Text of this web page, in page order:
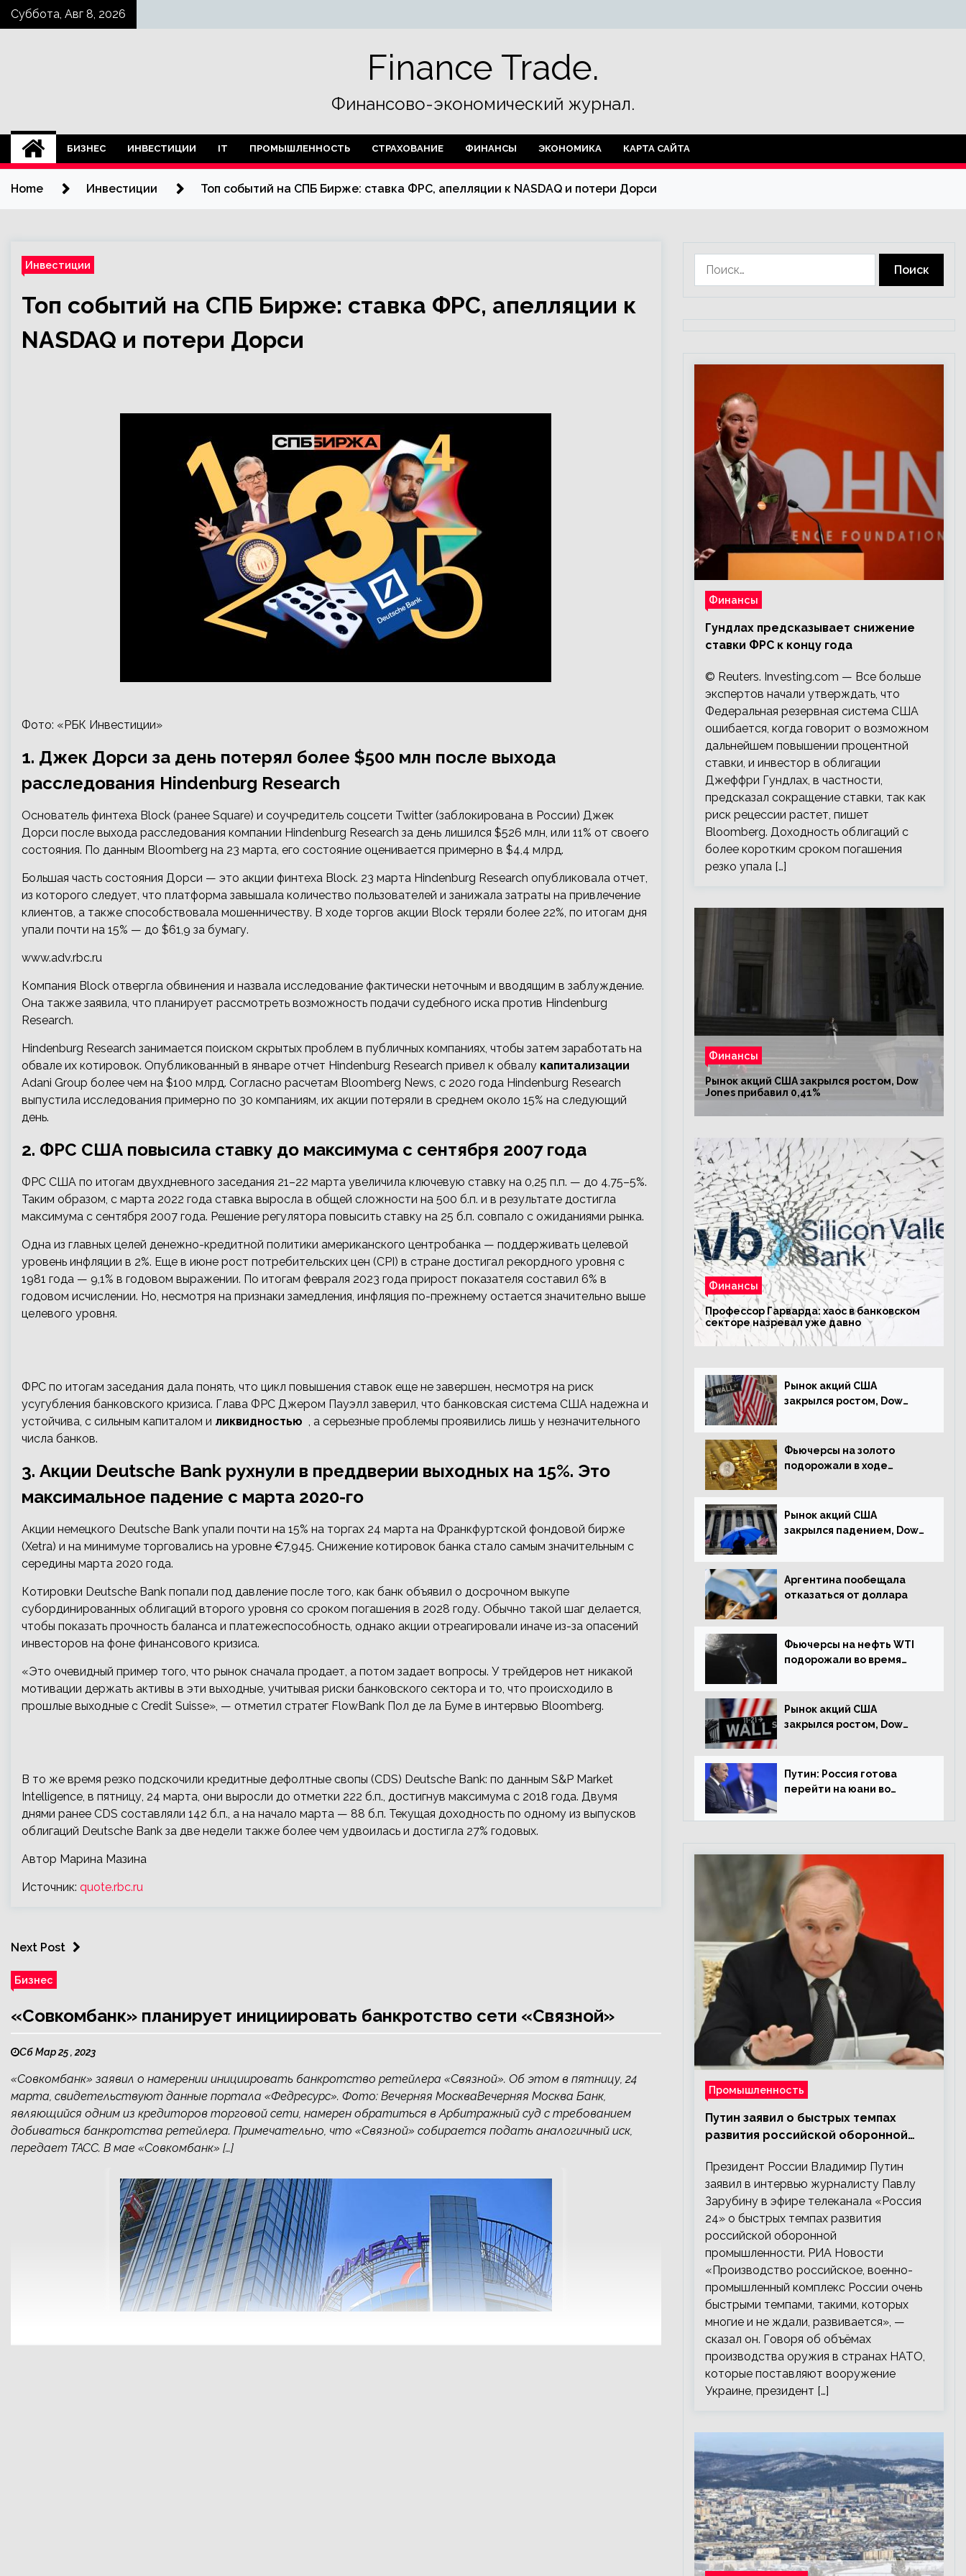
SkipСуббота, Авг 8, 2026
Finance Trade.
Финансово-экономический журнал.
БИЗНЕС ИНВЕСТИЦИИ IT ПРОМЫШЛЕННОСТЬ СТРАХОВАНИЕ ФИНАНСЫ ЭКОНОМИКА КАРТА САЙТА
Home Инвестиции Топ событий на СПБ Бирже: ставка ФРС, апелляции к NASDAQ и потери Дорси
Инвестиции
Топ событий на СПБ Бирже: ставка ФРС, апелляции к
NASDAQ и потери Дорси
Фото: «РБК Инвестиции»
1. Джек Дорси за день потерял более $500 млн после выхода
расследования Hindenburg Research
Основатель финтеха Block (ранее Square) и соучредитель соцсети Twitter (заблокирована в России) Джек
Дорси после выхода расследования компании Hindenburg Research за день лишился $526 млн, или 11% от своего
состояния. По данным Bloomberg на 23 марта, его состояние оценивается примерно в $4,4 млрд.
Большая часть состояния Дорси — это акции финтеха Block. 23 марта Hindenburg Research опубликовала отчет,
из которого следует, что платформа завышала количество пользователей и занижала затраты на привлечение
клиентов, а также способствовала мошенничеству. В ходе торгов акции Block теряли более 22%, по итогам дня
упали почти на 15% — до $61,9 за бумагу.
www.adv.rbc.ru
Компания Block отвергла обвинения и назвала исследование фактически неточным и вводящим в заблуждение.
Она также заявила, что планирует рассмотреть возможность подачи судебного иска против Hindenburg
Research.
Hindenburg Research занимается поиском скрытых проблем в публичных компаниях, чтобы затем заработать на
обвале их котировок. Опубликованный в январе отчет Hindenburg Research привел к обвалу капитализации
Adani Group более чем на $100 млрд. Согласно расчетам Bloomberg News, с 2020 года Hindenburg Research
выпустила исследования примерно по 30 компаниям, их акции потеряли в среднем около 15% на следующий
день.
2. ФРС США повысила ставку до максимума с сентября 2007 года
ФРС США по итогам двухдневного заседания 21–22 марта увеличила ключевую ставку на 0,25 п.п. — до 4,75–5%.
Таким образом, с марта 2022 года ставка выросла в общей сложности на 500 б.п. и в результате достигла
максимума с сентября 2007 года. Решение регулятора повысить ставку на 25 б.п. совпало с ожиданиями рынка.
Одна из главных целей денежно-кредитной политики американского центробанка — поддерживать целевой
уровень инфляции в 2%. Еще в июне рост потребительских цен (CPI) в стране достигал рекордного уровня с
1981 года — 9,1% в годовом выражении. По итогам февраля 2023 года прирост показателя составил 6% в
годовом исчислении. Но, несмотря на признаки замедления, инфляция по-прежнему остается значительно выше
целевого уровня.
ФРС по итогам заседания дала понять, что цикл повышения ставок еще не завершен, несмотря на риск
усугубления банковского кризиса. Глава ФРС Джером Пауэлл заверил, что банковская система США надежна и
устойчива, с сильным капиталом и ликвидностью , а серьезные проблемы проявились лишь у незначительного
числа банков.
3. Акции Deutsche Bank рухнули в преддверии выходных на 15%. Это
максимальное падение с марта 2020-го
Акции немецкого Deutsche Bank упали почти на 15% на торгах 24 марта на Франкфуртской фондовой бирже
(Xetra) и на минимуме торговались на уровне €7,945. Снижение котировок банка стало самым значительным с
середины марта 2020 года.
Котировки Deutsche Bank попали под давление после того, как банк объявил о досрочном выкупе
субординированных облигаций второго уровня со сроком погашения в 2028 году. Обычно такой шаг делается,
чтобы показать прочность баланса и платежеспособность, однако акции отреагировали иначе из-за опасений
инвесторов на фоне финансового кризиса.
«Это очевидный пример того, что рынок сначала продает, а потом задает вопросы. У трейдеров нет никакой
мотивации держать активы в эти выходные, учитывая риски банковского сектора и то, что происходило в
прошлые выходные с Credit Suisse», — отметил стратег FlowBank Пол де ла Буме в интервью Bloomberg.
В то же время резко подскочили кредитные дефолтные свопы (CDS) Deutsche Bank: по данным S&P Market
Intelligence, в пятницу, 24 марта, они выросли до отметки 222 б.п., достигнув максимума с 2018 года. Двумя
днями ранее CDS составляли 142 б.п., а на начало марта — 88 б.п. Текущая доходность по одному из выпусков
облигаций Deutsche Bank за две недели также более чем удвоилась и достигла 27% годовых.
Автор Марина Мазина
Источник: quote.rbc.ru
Next Post
Бизнес
«Совкомбанк» планирует инициировать банкротство сети «Связной»
Сб Мар 25 , 2023
«Совкомбанк» заявил о намерении инициировать банкротство ретейлера «Связной». Об этом в пятницу, 24
марта, свидетельствуют данные портала «Федресурс». Фото: Вечерняя МоскваВечерняя Москва Банк,
являющийся одним из кредиторов торговой сети, намерен обратиться в Арбитражный суд с требованием
добиваться банкротства ретейлера. Примечательно, что «Связной» собирается подать аналогичный иск,
передает ТАСС. В мае «Совкомбанк» […]
Финансы
Гундлах предсказывает снижение
ставки ФРС к концу года
© Reuters. Investing.com — Все больше
экспертов начали утверждать, что
Федеральная резервная система США
ошибается, когда говорит о возможном
дальнейшем повышении процентной
ставки, и инвестор в облигации
Джеффри Гундлах, в частности,
предсказал сокращение ставки, так как
риск рецессии растет, пишет
Bloomberg. Доходность облигаций с
более коротким сроком погашения
резко упала […]
Финансы
Рынок акций США закрылся ростом, Dow
Jones прибавил 0,41%
Финансы
Профессор Гарварда: хаос в банковском
секторе назревал уже давно
Рынок акций США
закрылся ростом, Dow
Фьючерсы на золото
подорожали в ходе
Рынок акций США
закрылся падением, Dow
Аргентина пообещала
отказаться от доллара
Фьючерсы на нефть WTI
подорожали во время
Рынок акций США
закрылся ростом, Dow
Путин: Россия готова
перейти на юани во
Промышленность
Путин заявил о быстрых темпах
развития российской оборонной
Президент России Владимир Путин
заявил в интервью журналисту Павлу
Зарубину в эфире телеканала «Россия
24» о быстрых темпах развития
российской оборонной
промышленности. РИА Новости
«Производство российское, военно-
промышленный комплекс России очень
быстрыми темпами, такими, которых
многие и не ждали, развивается», —
сказал он. Говоря об объёмах
производства оружия в странах НАТО,
которые поставляют вооружение
Украине, президент […]